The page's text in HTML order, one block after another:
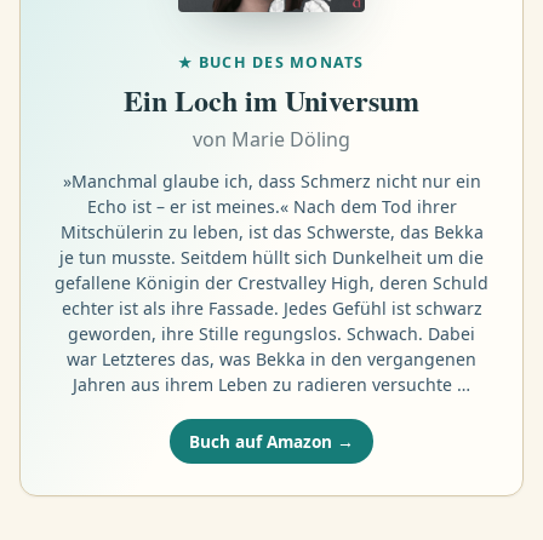
★ BUCH DES MONATS
Ein Loch im Universum
von Marie Döling
»Manchmal glaube ich, dass Schmerz nicht nur ein
Echo ist – er ist meines.« Nach dem Tod ihrer
Mitschülerin zu leben, ist das Schwerste, das Bekka
je tun musste. Seitdem hüllt sich Dunkelheit um die
gefallene Königin der Crestvalley High, deren Schuld
echter ist als ihre Fassade. Jedes Gefühl ist schwarz
geworden, ihre Stille regungslos. Schwach. Dabei
war Letzteres das, was Bekka in den vergangenen
Jahren aus ihrem Leben zu radieren versuchte …
Buch auf Amazon →